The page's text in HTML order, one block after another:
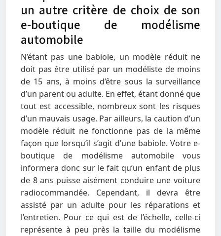
un autre critère de choix de son
e-boutique de modélisme
automobile
N’étant pas une babiole, un modèle réduit ne
doit pas être utilisé par un modéliste de moins
de 15 ans, à moins d’être sous la surveillance
d’un parent ou adulte. En effet, étant donné que
tout est accessible, nombreux sont les risques
d’un mauvais usage. Par ailleurs, la caution d’un
modèle réduit ne fonctionne pas de la même
façon que lorsqu’il s’agit d’une babiole. Votre e-
boutique de modélisme automobile vous
informera donc sur le fait qu’un enfant de plus
de 8 ans puisse aisément conduire une voiture
radiocommandée. Cependant, il devra être
assisté par un adulte pour les réparations et
l’entretien. Pour ce qui est de l’échelle, celle-ci
représente à peu près la taille du modélisme